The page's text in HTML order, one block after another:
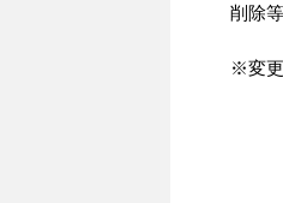
削除
※変更